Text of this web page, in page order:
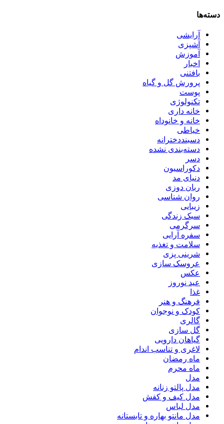
دسته‌ها
آرایشی
آشپزی
آموزش
اخبار
بافتنی
پرورش گل و گیاه
پوست
تکنولوژی
خانه داری
خانه و خانوداه
خیاطی
دسبنددخترانه
دسته‌بندی نشده
دسر
دکوراسیون
دنیای مد
ربان دوزی
روان شناسی
زیبایی
سبک زندگی
سرگرمی
سفره آرایی
سلامت و تغذیه
شرینی پزی
عروسک سازی
عکس
عید نوروز
غذا
فرهنگ و هنر
کودک و نوجوان
گالری
گل سازی
گیاهان دارویی
لاغری و تناسب اندام
ماه رمضان
ماه محرم
مدل
مدل پالتو زنانه
مدل کیف و کفش
مدل لباس
مدل مانتو بهاره و تابستانه